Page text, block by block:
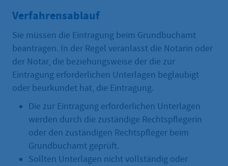
Verfahrensablauf
Sie müssen die Eintragung beim Grundbuchamt
beantragen. In der Regel veranlasst die Notarin oder
der Notar, die beziehungsweise der die zur
Eintragung erforderlichen Unterlagen beglaubigt
oder beurkundet hat, die Eintragung.
Die zur Eintragung erforderlichen Unterlagen
werden durch die zuständige Rechtspflegerin
oder den zuständigen Rechtspfleger beim
Grundbuchamt geprüft.
Sollten Unterlagen nicht vollständig oder